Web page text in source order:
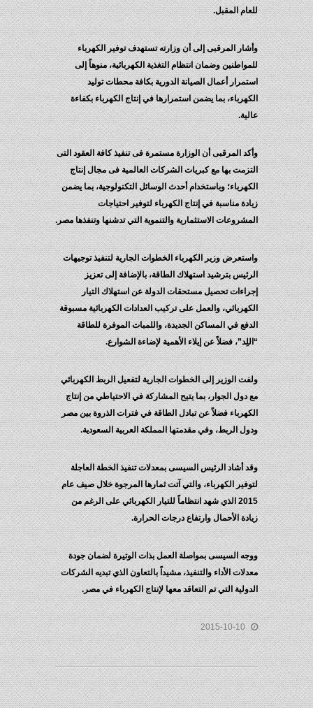
للعام المقبل.
وأشار المرقبى إلى أن وزارته تستهدف توفير الكهرباء
للمواطنين وضمان انتظام التغذية الكهربائية، منوهاً إلى
استمرار أعمال الصيانة الدورية بكافة محطات توليد
الكهرباء، بما يضمن استمرارها في إنتاج الكهرباء بكفاءة
عالية.
وأكد المرقبى أن الوزارة مستمرة فى تنفيذ كافة العقود التى
التزمت بها مع كبريات الشركات العالمية فى مجال إنتاج
الكهرباء؛ وباستخدام أحدث الوسائل التكنولوجية، بما يضمن
زيادة مناسبة في إنتاج الكهرباء لتوفير احتياجات
المشروعات الاستثمارية والتنموية التي تدشنها وتنفذها مصر.
واستعرض وزير الكهرباء الخطوات الجارية لتنفيذ توجيهات
الرئيس بترشيد استهلاك الطاقة، بالإضافة إلى تعزيز
إجراءات تحصيل مستحقات الدولة عن استهلاك التيار
الكهربائي، والعمل على تركيب العدادات الكهربائية مسبوقة
الدفع في المساكن الجديدة، واللمبات الموفرة للطاقة
“اللِد”، فضلاً عن إيلاء الأهمية لإضاءة الشوارع.
ولفت الوزير إلى الخطوات الجارية لتفعيل الربط الكهربائي
مع دول الجوار، بما يتيح المشاركة في الاحتياطي من إنتاج
الكهرباء فضلاً عن تبادل الطاقة في فترات الذروة بين مصر
ودول الربط، وفي مقدمتها المملكة العربية السعودية.
وقد أشاد الرئيس السيسى بمعدلات تنفيذ الخطة العاجلة
لتوفير الكهرباء، والتي آتت ثمارها المرجوة خلال صيف عام
2015 الذي شهد انتظاماً للتيار الكهربائي على الرغم من
زيادة الأحمال وارتفاع درجات الحرارة.
ووجه السيسى بمواصلة العمل بذات الوتيرة لضمان جودة
معدلات الأداء والتنفيذ، مشيداً بالتعاون الذي تبديه الشركات
الدولية التي تم التعاقد معها لإنتاج الكهرباء في مصر.
2015-10-10